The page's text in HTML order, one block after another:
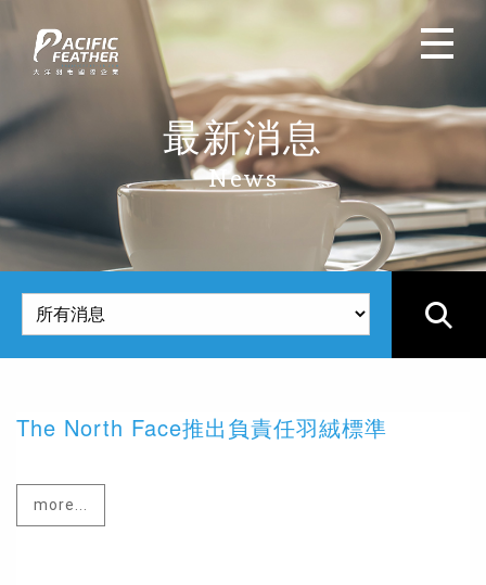
最新消息
News
The North Face推出負責任羽絨標準
more...